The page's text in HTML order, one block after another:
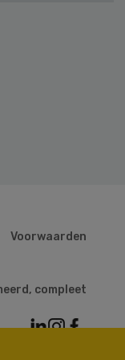
Voorwaarden
compleet